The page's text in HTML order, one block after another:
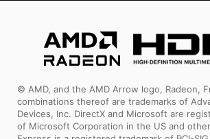
© AMD, and the AMD Arrow logo, Radeon,
combinations thereof are trademarks of
Devices, Inc. DirectX and Microsoft are
of Microsoft Corporation in the US and